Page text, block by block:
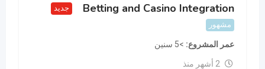
Betting and Casino Integration
جديد
مشهور
عمر المشروع >5 سنين
2 أشهر منذ